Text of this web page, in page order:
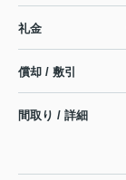
礼金
償却 / 敷引
間取り / 詳細